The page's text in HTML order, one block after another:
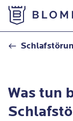
Was tun